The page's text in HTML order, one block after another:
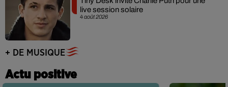
4 août 2026
live session solaire
+ DE MUSIQUE
Actu positive